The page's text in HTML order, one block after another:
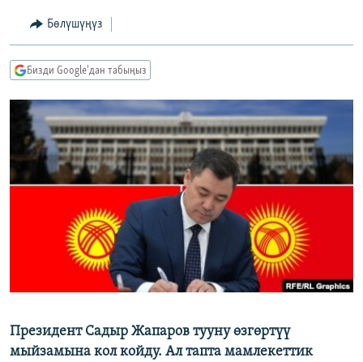
БҮГҮН АЗАТТЫКТА
БИЗ ЖАНА ДҮЙНӨ
ДАНИСТЕ
ЭЖЕ-СИҢДИЛЕР
АЗАТТЫК+
ПОДКАСТ
ӨЗГӨЧӨ ПИКИР
ОНЛАЙН ШЕРИНЕ
ЭЕ/АРнун бардык сайттары
Бөлүшүңүз
Бизди Google'дан табыңыз
Президент Садыр Жапаров тууну өзгөртүү
мыйзамына кол койду. Ал тапта мамлекеттик